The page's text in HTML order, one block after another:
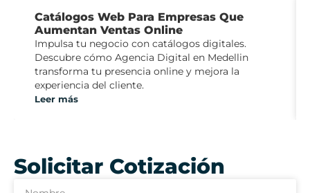
Catálogos Web Para Empresas Que
Aumentan Ventas Online
Impulsa tu negocio con catálogos digitales.
Descubre cómo Agencia Digital en Medellin
transforma tu presencia online y mejora la
experiencia del cliente.
Leer más
Solicitar Cotización